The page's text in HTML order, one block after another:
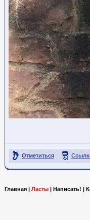
Отметиться
Главная | Ласты | Написать! |